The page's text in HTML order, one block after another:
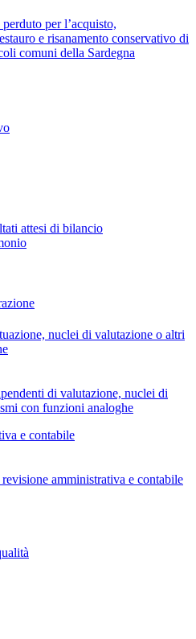
per l’acquisto,
e risanamento conservativo di
comuni della Sardegna
attesi di bilancio
nuclei di valutazione o altri
di valutazione, nuclei di
con funzioni analoghe
e contabile
amministrativa e contabile